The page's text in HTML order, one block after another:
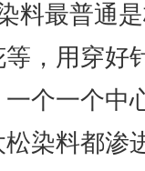
料最普通
，用穿好
个一个中
染料都渗